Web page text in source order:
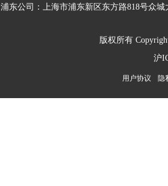
浦东公司：上海市浦东新区东方路818号众城
版权所有
沪
用户协议 隐